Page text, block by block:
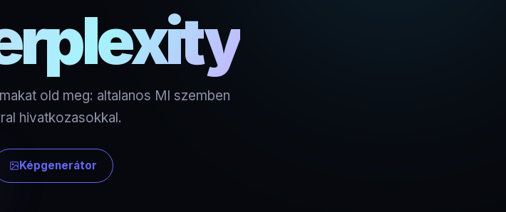
old meg: altalanos MI szemben
hivatkozasokkal.
Képgenerátor